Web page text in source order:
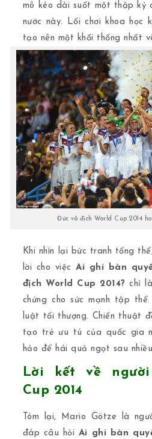
mô kéo dài suốt một thập kỷ
nước này. Lối chơi khoa học
tạo nên một khối thống nhất
Đức vô địch World Cup 2014
Khi nhìn lại bức tranh tổng
lời cho việcAi ghi bàn
địch World Cup 2014? chỉ
chứng cho sức mạnh tập
luật tối thượng. Chiến thuật
tạo trẻ ưu tú của quốc gia
hảo để hái quả ngọt sau
Lời kết về
Cup 2014
Tóm lại, Mario Götze là
đáp câu hỏi Ai ghi bàn